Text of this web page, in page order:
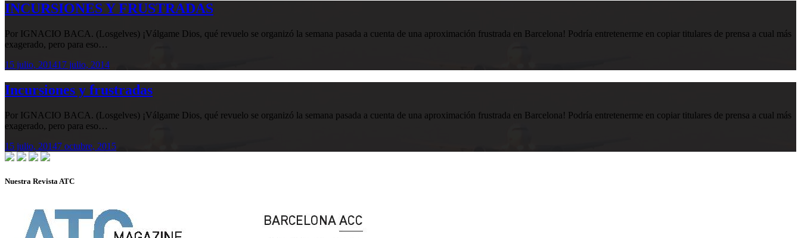
INCURSIONES Y FRUSTRADAS
Por IGNACIO BACA. (Losgelves) ¡Válgame Dios, qué revuelo se organizó la semana pasada a cuenta de una aproximación frustrada en Barcelona! Podría entretenerme en copiar titulares de prensa a cual más
exagerado, pero para eso…
15 julio, 201417 julio, 2014
Incursiones y frustradas
Por IGNACIO BACA. (Losgelves) ¡Válgame Dios, qué revuelo se organizó la semana pasada a cuenta de una aproximación frustrada en Barcelona! Podría entretenerme en copiar titulares de prensa a cual más
exagerado, pero para eso…
15 julio, 20147 octubre, 2015
Nuestra Revista ATC